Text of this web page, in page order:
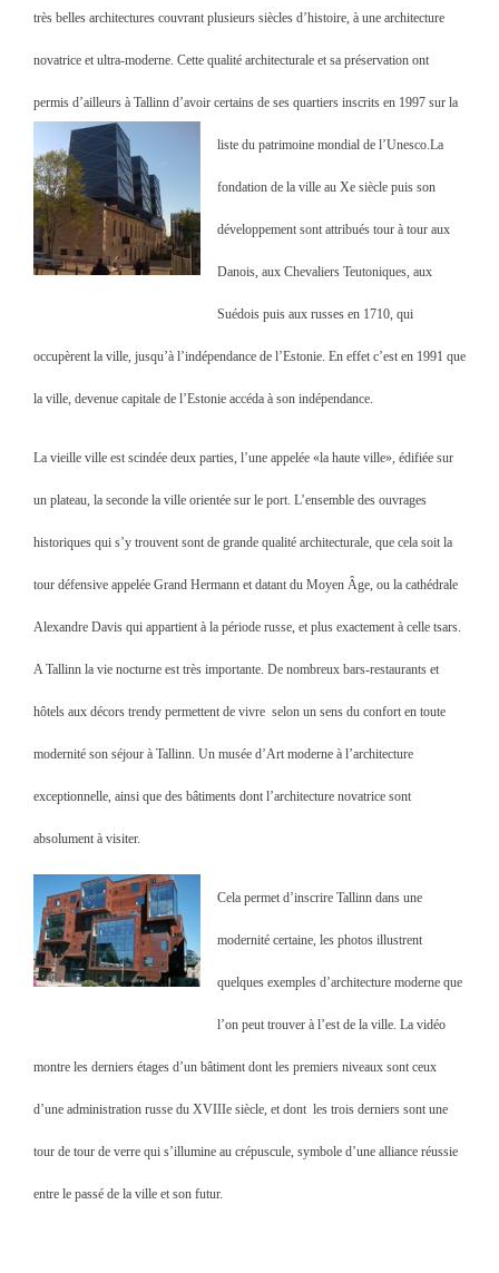
très belles architectures couvrant plusieurs siècles d’histoire, à une architecture
novatrice et ultra-moderne. Cette qualité architecturale et sa préservation ont
permis d’ailleurs à Tallinn d’avoir certains de ses quartiers inscrits en 1997 sur la
liste du patrimoine mondial de l’Unesco.La
fondation de la ville au Xe siècle puis son
développement sont attribués tour à tour aux
Danois, aux Chevaliers Teutoniques, aux
Suédois puis aux russes en 1710, qui
occupèrent la ville, jusqu’à l’indépendance de l’Estonie. En effet c’est en 1991 que
la ville, devenue capitale de l’Estonie accéda à son indépendance.
La vieille ville est scindée deux parties, l’une appelée «la haute ville», édifiée sur
un plateau, la seconde la ville orientée sur le port. L’ensemble des ouvrages
historiques qui s’y trouvent sont de grande qualité architecturale, que cela soit la
tour défensive appelée Grand Hermann et datant du Moyen Âge, ou la cathédrale
Alexandre Davis qui appartient à la période russe, et plus exactement à celle tsars.
A Tallinn la vie nocturne est très importante. De nombreux bars-restaurants et
hôtels aux décors trendy permettent de vivre selon un sens du confort en toute
modernité son séjour à Tallinn. Un musée d’Art moderne à l’architecture
exceptionnelle, ainsi que des bâtiments dont l’architecture novatrice sont
absolument à visiter.
Cela permet d’inscrire Tallinn dans une
modernité certaine, les photos illustrent
quelques exemples d’architecture moderne que
l’on peut trouver à l’est de la ville. La vidéo
montre les derniers étages d’un bâtiment dont les premiers niveaux sont ceux
d’une administration russe du XVIIIe siècle, et dont les trois derniers sont une
tour de tour de verre qui s’illumine au crépuscule, symbole d’une alliance réussie
entre le passé de la ville et son futur.